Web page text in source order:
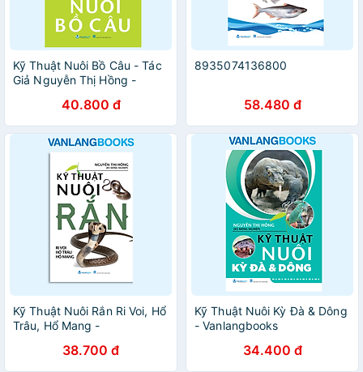
Kỹ Thuật Nuôi Bồ Câu - Tác
Giả Nguyễn Thị Hồng -
40.800 đ
8935074136800
58.480 đ
Kỹ Thuật Nuôi Rắn Ri Voi, Hổ
Trâu, Hổ Mang -
38.700 đ
Kỹ Thuật Nuôi Kỳ Đà & Dông
- Vanlangbooks
34.400 đ